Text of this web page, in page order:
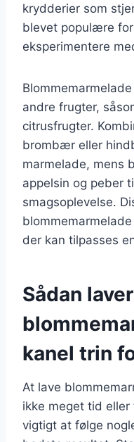
krydderier som
blevet populære
eksperimentere
andre frugter,
citrusfrugter.
brombær eller
marmelade, mens
appelsin og peber
smagsoplevelse.
der kan tilpasses
Sådan
kanel trin
At lave
ikke meget tid
vigtigt at følge